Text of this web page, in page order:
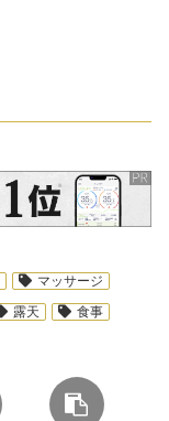
マッサージ
露天
食事